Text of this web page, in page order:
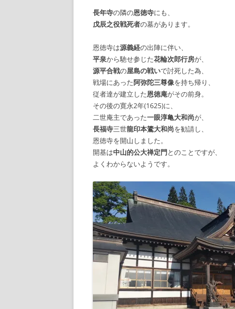
【諸藩藩庁】九州/沖
【朝廷】
長年寺の隣の恩徳寺にも、
戊辰之役戦死者の墓があります。
恩徳寺は源義経の出陣に伴い、
平泉から馳せ参じた花輪次郎行房が、
源平合戦の屋島の戦いで討死した為、
戦場にあった阿弥陀三尊像を持ち帰り、
従者達が建立した恩徳庵がその前身。
その後の寛永2年(1625)に、
二世庵主であった一眼淳亀大和尚が、
長福寺三世龍印本鷟大和尚を勧請し、
恩徳寺を開山しました。
開基は中山的公大禅定門とのことですが、
よくわからないようです。